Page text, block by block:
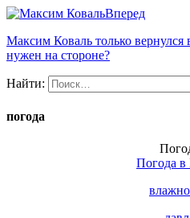
Вперед
Максим Коваль только
нужен на стороне?
Найти:
погода
Погода в